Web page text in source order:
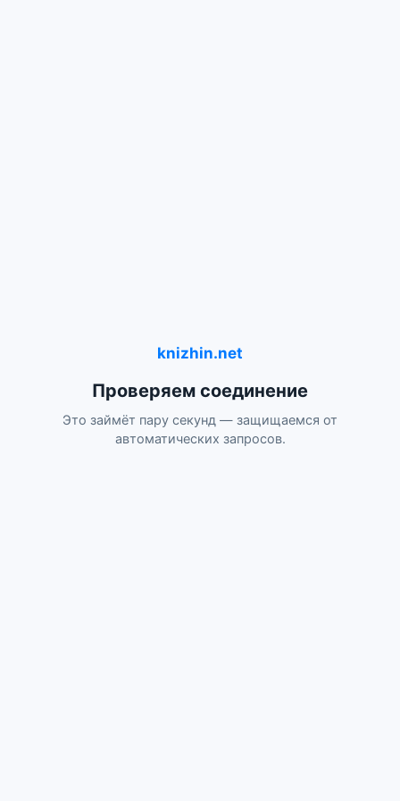
knizhin.net
Проверяем соединение
Это займёт пару секунд — защищаемся от
автоматических запросов.